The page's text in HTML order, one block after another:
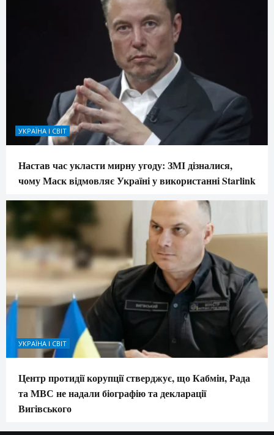
УКРАЇНА І СВІТ
Настав час укласти мирну угоду: ЗМІ дізналися,
чому Маск відмовляє Україні у використанні Starlink
УКРАЇНА І СВІТ
Центр протидії корупції стверджує, що Кабмін, Рада
та МВС не надали біографію та декларації
Вигівського